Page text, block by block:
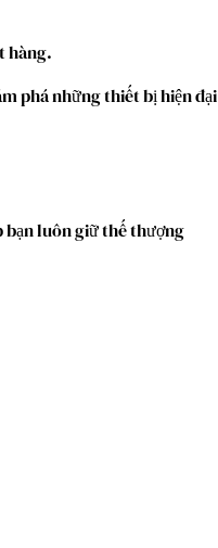
hàng.
phá những thiết bị hiện đại
bạn luôn giữ thế thượng